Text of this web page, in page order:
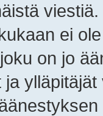
ei
on jo